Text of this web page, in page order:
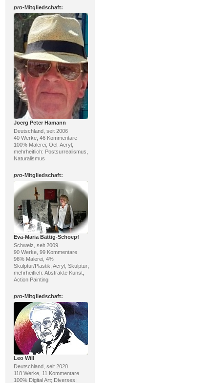
pro-Mitgliedschaft:
Joerg Peter Hamann
Deutschland, seit 2006
40 Werke, 46 Kommentare
100% Malerei; Oel, Acryl;
mehrheitlich: Postsurrealismus,
Naturalismus
pro-Mitgliedschaft:
Eva-Maria Bättig-Schoepf
Schweiz, seit 2009
90 Werke, 99 Kommentare
96% Malerei, 4%
Skulptur/Plastik; Acryl, Skulptur;
mehrheitlich: Abstrakte Kunst,
Action Painting
pro-Mitgliedschaft:
Leo Will
Deutschland, seit 2020
118 Werke, 11 Kommentare
100% Digital Art; Diverses;